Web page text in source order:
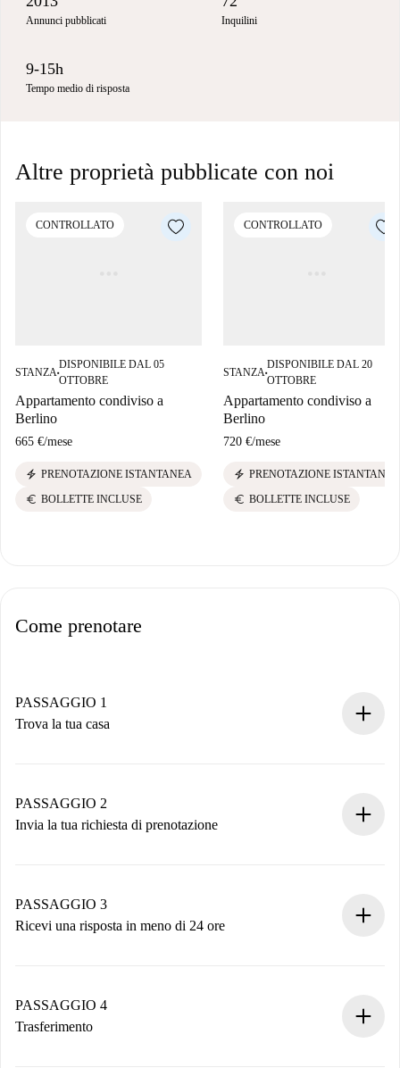
Annunci pubblicati Inquilini
9-15h
Tempo medio di risposta
Altre proprietà pubblicate con noi
CONTROLLATO
STANZA■
DISPONIBILE DAL 05
OTTOBRE
Appartamento condiviso a
Berlino
665 €/mese
electric_bolt PRENOTAZIONE ISTANTANEA
euro BOLLETTE INCLUSE
CONTROLLATO
STANZA■
DISPONIBILE DAL 20
OTTOBRE
Appartamento condiviso a
Berlino
720 €/mese
electric_bolt PRENOTAZIONE ISTANTANEA
euro BOLLETTE INCLUSE
Come prenotare
PASSAGGIO 1
Trova la tua casa
Hai tutte le informazioni necessarie in anticipo.
PASSAGGIO 2
Invia la tua richiesta di prenotazione
non accetta.
PASSAGGIO 3
Ricevi una risposta in meno di 24 ore
contatto con il proprietario.
Se rifiutata: non ti addebiteremo nulla e ti proporremo
PASSAGGIO 4
Trasferimento